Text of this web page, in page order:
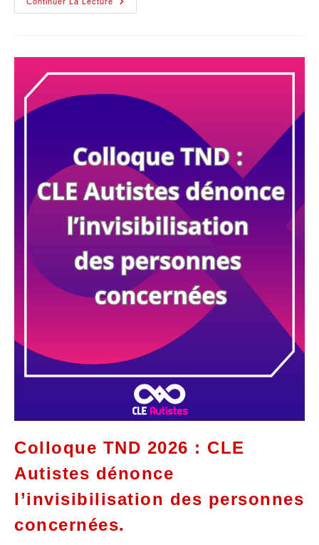
Colloque TND 2026 : CLE
Autistes dénonce
l’invisibilisation des personnes
concernées.